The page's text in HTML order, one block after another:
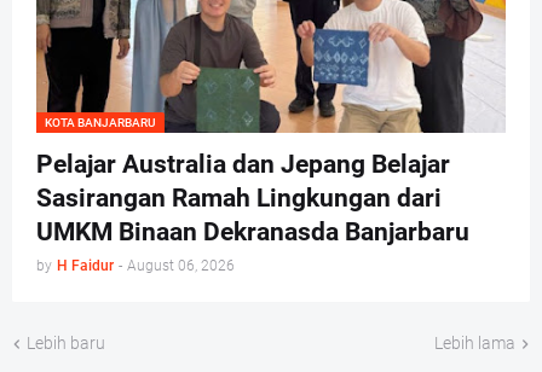
KOTA BANJARBARU
Pelajar Australia dan Jepang Belajar
Sasirangan Ramah Lingkungan dari
UMKM Binaan Dekranasda Banjarbaru
by H Faidur - August 06, 2026
Lebih baru Lebih lama